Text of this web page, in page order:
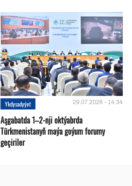
Ykdysadyýet 29.07.2026 - 14:34
Aşgabatda 1–2-nji oktýabrda
Türkmenistanyň maýa goýum forumy
geçiriler